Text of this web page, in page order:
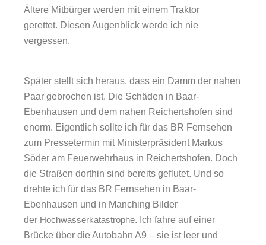
Ältere Mitbürger werden mit einem Traktor
gerettet. Diesen Augenblick werde ich nie
vergessen.
Später stellt sich heraus, dass ein Damm der nahen
Paar gebrochen ist. Die Schäden in Baar-
Ebenhausen und dem nahen Reichertshofen sind
enorm. Eigentlich sollte ich für das BR Fernsehen
zum Pressetermin mit Ministerpräsident Markus
Söder am Feuerwehrhaus in Reichertshofen. Doch
die Straßen dorthin sind bereits geflutet. Und so
drehte ich für das BR Fernsehen in Baar-
Ebenhausen und in Manching Bilder
der Hochwasserkatastrophe. Ich fahre auf einer
Brücke über die Autobahn A9 – sie ist leer und